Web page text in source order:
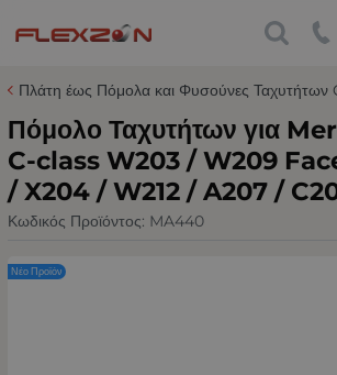
Πλάτη έως Πόμολα και Φυσούνες Ταχυτήτων
Πόμολο Ταχυτήτων για
C-class W203 / W209
/ X204 / W212 / A207 /
Κωδικός Προϊόντος: MA440
Νέο Προϊόν